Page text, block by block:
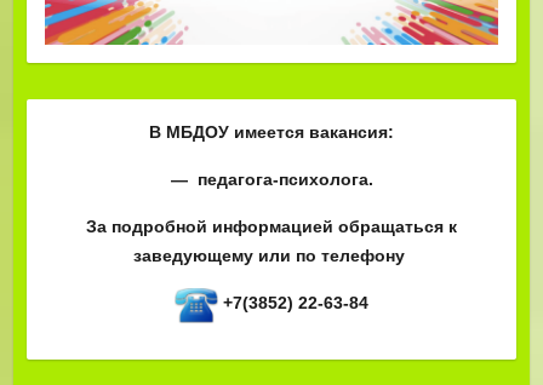
В МБДОУ имеется вакансия:
— педагога-психолога.
За подробной информацией обращаться к
заведующему или по телефону
+7(3852) 22-63-84